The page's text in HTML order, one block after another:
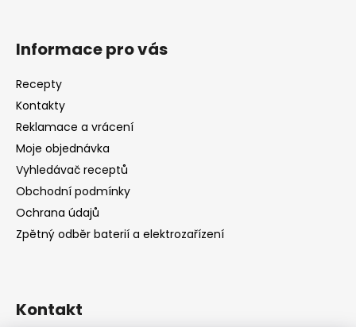
Informace pro vás
Recepty
Kontakty
Reklamace a vrácení
Moje objednávka
Vyhledávač receptů
Obchodní podmínky
Ochrana údajů
Zpětný odběr baterií a elektrozařízení
Kontakt